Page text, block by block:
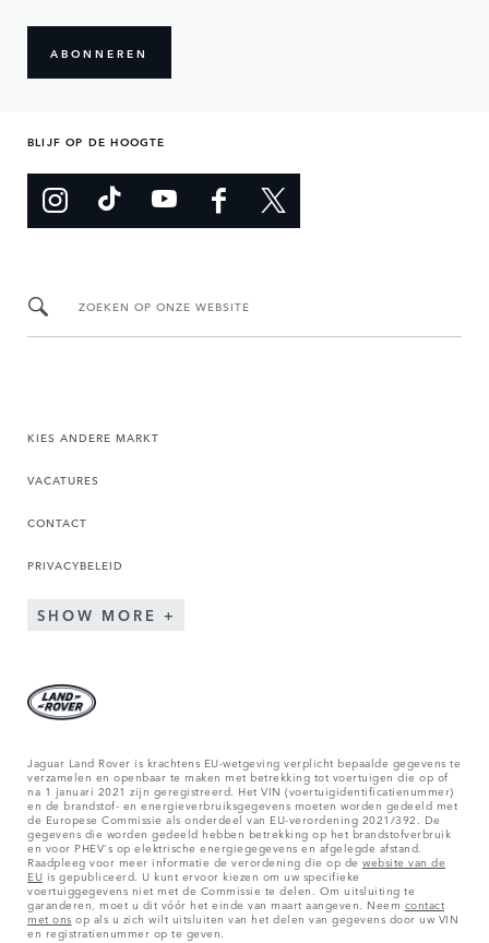
ABONNEREN
BLIJF OP DE HOOGTE
ZOEKEN OP ONZE WEBSITE
KIES ANDERE MARKT
VACATURES
CONTACT
PRIVACYBELEID
SHOW MORE
Jaguar Land Rover is krachtens EU-wetgeving verplicht bepaalde gegevens te
verzamelen en openbaar te maken met betrekking tot voertuigen die op of
na 1 januari 2021 zijn geregistreerd. Het VIN (voertuigidentificatienummer)
en de brandstof- en energieverbruiksgegevens moeten worden gedeeld met
de Europese Commissie als onderdeel van EU-verordening 2021/392. De
gegevens die worden gedeeld hebben betrekking op het brandstofverbruik
en voor PHEV's op elektrische energiegegevens en afgelegde afstand.
Raadpleeg voor meer informatie de verordening die op dewebsite van de
EU is gepubliceerd. U kunt ervoor kiezen om uw specifieke
voertuiggegevens niet met de Commissie te delen. Om uitsluiting te
garanderen, moet u dit vóór het einde van maart aangeven. Neem contact
met ons op als u zich wilt uitsluiten van het delen van gegevens door uw VIN
en registratienummer op te geven.